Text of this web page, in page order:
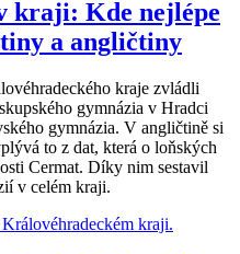
kraji: Kde nejlépe
a angličtiny
kraje zvládli
gymnázia v Hradci
gymnázia. V angličtině si
to z dat, která o loňských
Cermat. Díky nim sestavil
v celém kraji.